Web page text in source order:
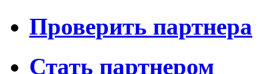
Проверить партнера
Стать партнером